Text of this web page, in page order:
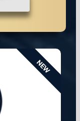
NEW